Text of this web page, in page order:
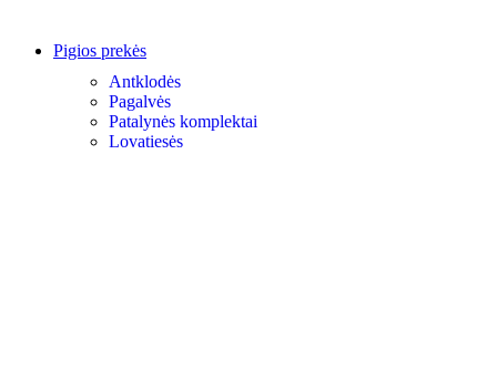
Pigios prekės
Antklodės
Pagalvės
Patalynės komplektai
Lovatiesės